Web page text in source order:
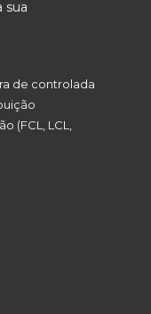
sua
de controlada
(FCL, LCL,